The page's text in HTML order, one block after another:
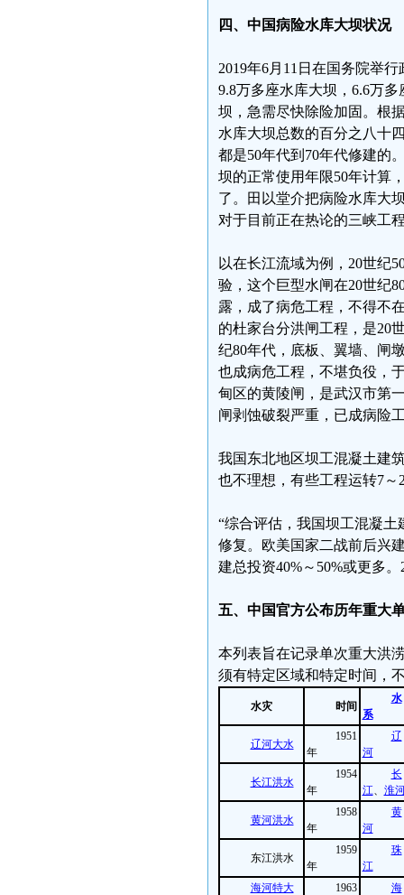
四、中国病险水库大坝状况
2019年6月11日在国务院举
9.8万多座水库大坝，6.6万
坝，急需尽快除险加固。根
水库大坝总数的百分之八十
都是50年代到70年代修建的
坝的正常使用年限50年计算
了。田以堂介把病险水库大
对于目前正在热论的三峡工
以在长江流域为例，20世纪
验，这个巨型水闸在20世纪
露，成了病危工程，不得不
的杜家台分洪闸工程，是20
纪80年代，底板、翼墙、闸
也成病危工程，不堪负役，
甸区的黄陵闸，是武汉市第
闸剥蚀破裂严重，已成病险
我国东北地区坝工混凝土建
也不理想，有些工程运转7～
“综合评估，我国坝工混凝土
修复。欧美国家二战前后兴
建总投资40%～50%或更多
五、中国官方公布历年重大
本列表旨在记录单次重大洪
须有特定区域和特定时间，
水灾 时间
水
系
辽河大水
1951
年
辽
河
长江洪水
1954
年
长
江、 淮
黄河洪水
1958
年
黄
河
东江洪水
1959
年
珠
江
海河特大
1963
海